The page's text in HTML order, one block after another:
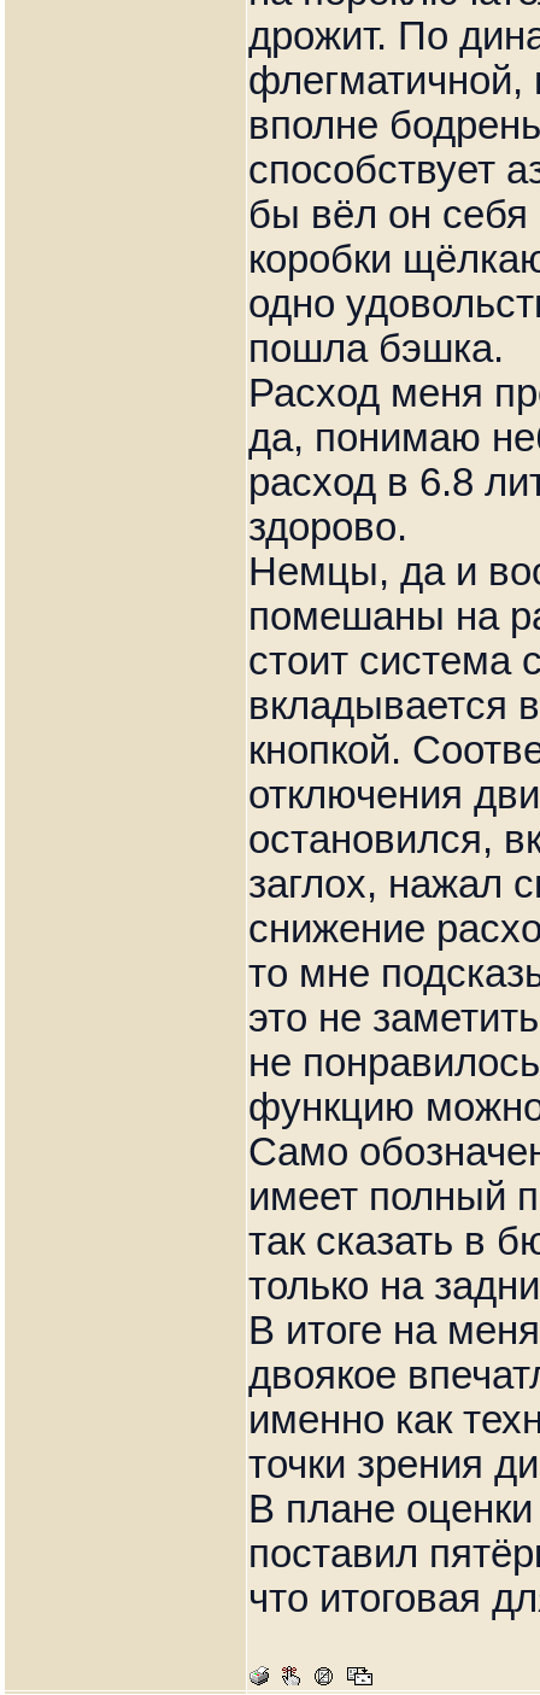
дрожит. По
флегматичной,
вполне
способствует
бы вёл он себя
коробки
одно
пошла бэшка.
Расход меня
да, понимаю
расход в 6.8
здорово.
Немцы, да и
помешаны на
стоит система
вкладывается
кнопкой.
отключения
остановился,
заглох, нажал
снижение
то мне
это не
не
функцию
Само
имеет полный
так сказать в
только на
В итоге на
двоякое
именно как
точки зрения
В плане
поставил
что итоговая